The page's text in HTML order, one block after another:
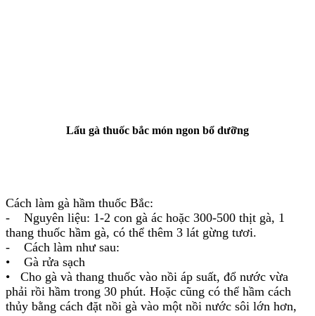
Lẩu gà thuốc bắc món ngon bổ dưỡng
Cách làm gà hầm thuốc Bắc:
- Nguyên liệu: 1-2 con gà ác hoặc 300-500 thịt gà, 1
thang thuốc hầm gà, có thể thêm 3 lát gừng tươi.
- Cách làm như sau:
• Gà rửa sạch
• Cho gà và thang thuốc vào nồi áp suất, đổ nước vừa
phải rồi hầm trong 30 phút. Hoặc cũng có thể hầm cách
thủy bằng cách đặt nồi gà vào một nồi nước sôi lớn hơn,